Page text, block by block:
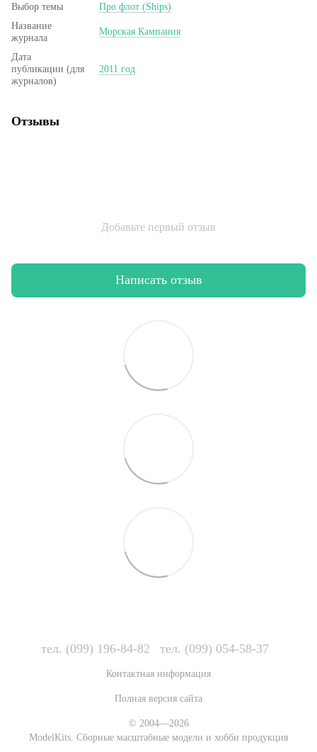
Выбор темы
Про флот (Ships)
Название
журнала
Морская Кампания
Дата
публикации (для
журналов)
2011 год
Отзывы
Добавьте первый отзыв
Написать отзыв
тел. (099) 196-84-82 тел. (099) 054-58-37
Контактная информация
Полная версия сайта
© 2004—2026
ModelKits. Сборные масштабные модели и хобби продукция